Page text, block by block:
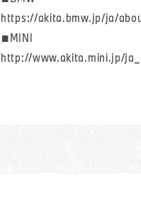
https://akita.bmw.jp/ja/
■MINI
http://www.akita.mini.jp/